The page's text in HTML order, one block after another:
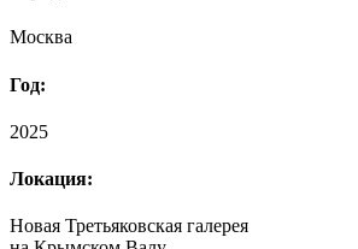
Москва
Год:
2025
Локация:
Новая Третьяковская галерея